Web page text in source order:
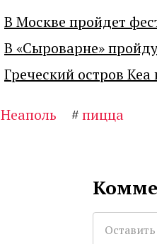
В Москве пройдет
В «Сыроварне»
Греческий остров
Неаполь #пицца